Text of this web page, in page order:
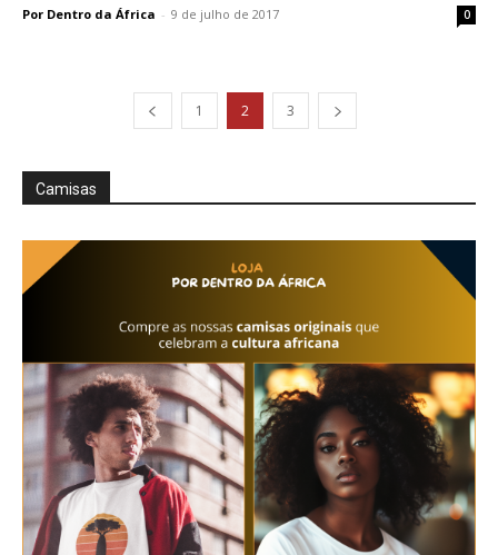
Por Dentro da África - 9 de julho de 2017 0
1 2 3
Camisas